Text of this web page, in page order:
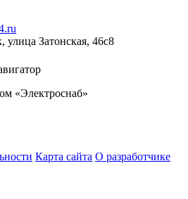
, улица Затонская, 46с8
«Электроснаб»
Карта сайта О разработчике